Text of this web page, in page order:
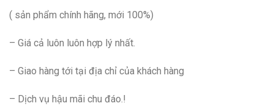
( sản phẩm chính hãng, mới 100%)
– Giá cả luôn luôn hợp lý nhất.
– Giao hàng tới tại địa chỉ của khách hàng
– Dịch vụ hậu mãi chu đáo.!